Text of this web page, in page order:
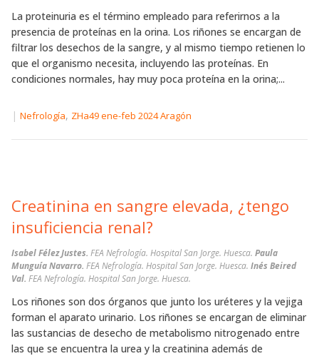
La proteinuria es el término empleado para referirnos a la
presencia de proteínas en la orina. Los riñones se encargan de
filtrar los desechos de la sangre, y al mismo tiempo retienen lo
que el organismo necesita, incluyendo las proteínas. En
condiciones normales, hay muy poca proteína en la orina;...
| Nefrología, ZHa49 ene-feb 2024 Aragón
Creatinina en sangre elevada, ¿tengo
insuficiencia renal?
Isabel Félez Justes. FEA Nefrología. Hospital San Jorge. Huesca. Paula
Munguía Navarro. FEA Nefrología. Hospital San Jorge. Huesca. Inés Beired
Val. FEA Nefrología. Hospital San Jorge. Huesca.
Los riñones son dos órganos que junto los uréteres y la vejiga
forman el aparato urinario. Los riñones se encargan de eliminar
las sustancias de desecho de metabolismo nitrogenado entre
las que se encuentra la urea y la creatinina además de